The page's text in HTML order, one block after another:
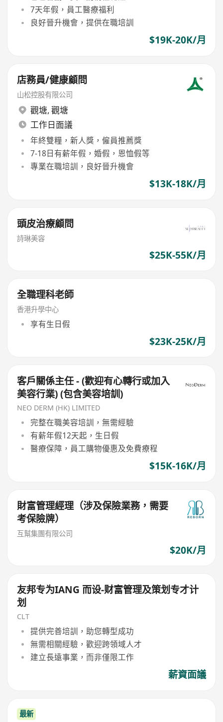
7天年假，員工醫療福利
良好晉升機會，提供在職培訓
$19K-20K/月
店務員/健康顧問
山松控股有限公司
觀塘, 觀塘
工作日面議
年終雙糧，新人獎，僱員推薦獎
7-18日有薪年假，婚假，恩恤假等
專業在職培訓，良好晉升機會
$13K-18K/月
頭皮治療顧問
詩琳美容
$25K-55K/月
全職理科老師
香港升學中心
享有生日假
$23K-25K/月
客戶關係主任 - (歡迎有心轉行或加入
美容行業) (包含美容培訓)
NEO DERM (HK) LIMITED
完整在職美容培訓，無需經驗
有薪年假12天起，生日假
醫療保障，員工購物優惠及免費療程
$15K-16K/月
財富管理經理（涉及保險業務，需要
考保險牌）
互幫集團有限公司
$20K/月
友邦专为IANG 而设-财富管理及策划专才计
划
CLT
提供完善培訓，助您轉型成功
無需相關經驗，歡迎跨領域人才
建立長遠事業，而非僅限工作
薪資面議
最新